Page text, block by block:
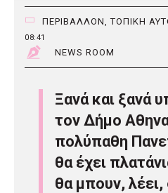
ΠΕΡΙΒΑΛΛΟΝ ,ΤΟΠΙΚΗ
08:41
NEWS ROOM
Ξανά και ξανά
τον Δήμο
πολύπαθη
θα έχει
θα μπουν, λέει,